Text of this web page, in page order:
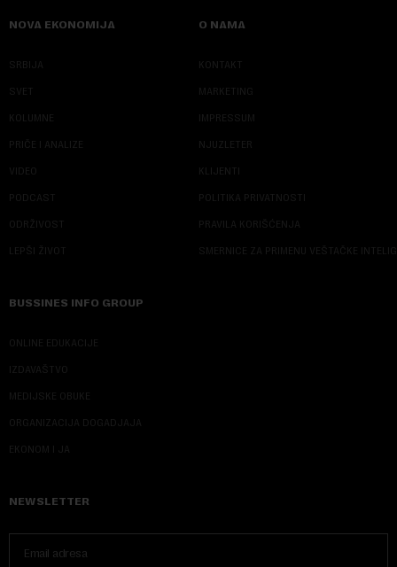
NOVA EKONOMIJA
SRBIJA
SVET
KOLUMNE
PRIČE I ANALIZE
VIDEO
PODCAST
ODRŽIVOST
LEPŠI ŽIVOT
O NAMA
KONTAKT
MARKETING
IMPRESSUM
NJUZLETER
KLIJENTI
POLITIKA PRIVATNOSTI
PRAVILA KORIŠĆENJA
SMERNICE ZA PRIMENU VEŠTAČKE
BUSSINES INFO GROUP
ONLINE EDUKACIJE
IZDAVAŠTVO
MEDIJSKE OBUKE
ORGANIZACIJA DOGADJAJA
EKONOM I JA
NEWSLETTER